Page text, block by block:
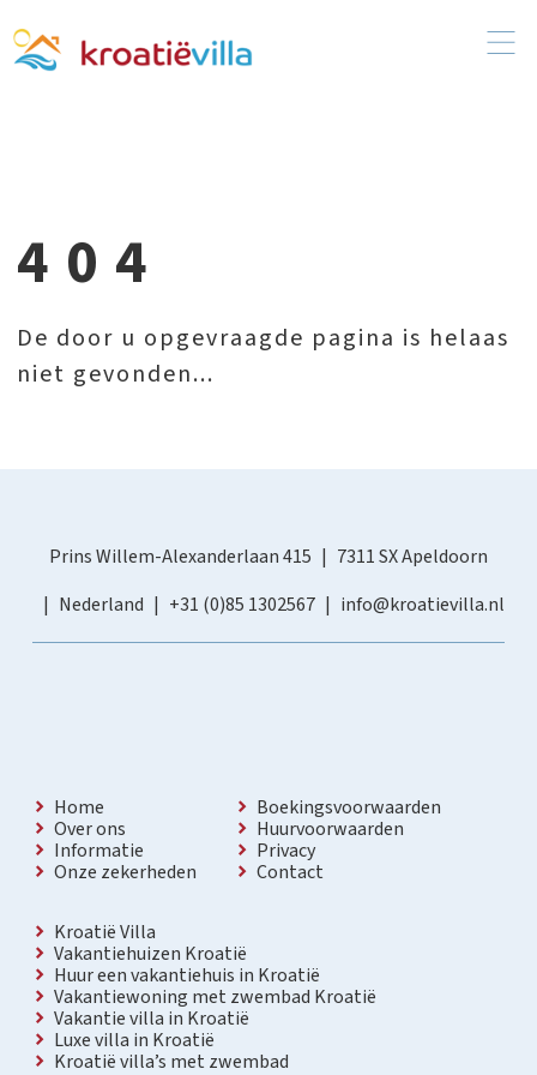
404
De door u opgevraagde pagina is helaas
niet gevonden...
Prins Willem-Alexanderlaan 415
7311 SX Apeldoorn
Nederland
+31 (0)85 1302567 info@kroatievilla.nl
Home
Over ons
Informatie
Onze zekerheden
Boekingsvoorwaarden
Huurvoorwaarden
Privacy
Contact
Kroatië Villa
Vakantiehuizen Kroatië
Huur een vakantiehuis in Kroatië
Vakantiewoning met zwembad Kroatië
Vakantie villa in Kroatië
Luxe villa in Kroatië
Kroatië villa’s met zwembad